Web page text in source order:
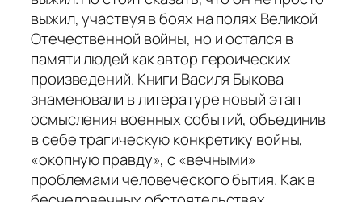
выжил, участвуя в боях на полях Великой
Отечественной войны, но и остался в
памяти людей как автор героических
произведений. Книги Василя Быкова
знаменовали в литературе новый этап
осмысления военных событий, объединив
в себе трагическую конкретику войны,
«окопную правду», с «вечными»
проблемами человеческого бытия. Как в